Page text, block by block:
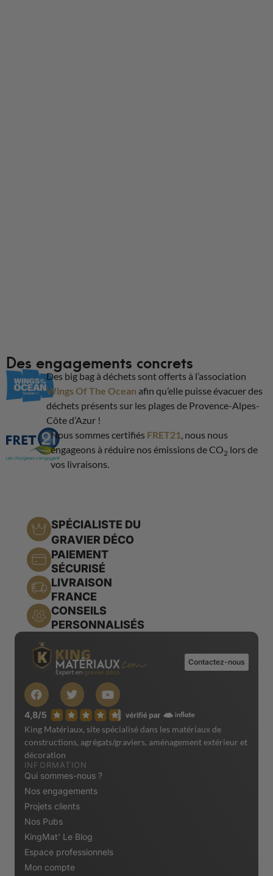
Des engagements concrets
Des big bag à déchets sont offerts à l’association
Wings Of The Ocean afin qu’elle puisse évacuer des
déchets présents sur les plages de Provence-Alpes-
Côte d’Azur !
Nous sommes certifiés FRET21, nous nous
engageons à réduire nos émissions de CO2 lors de
vos livraisons.
SPÉCIALISTE DU
GRAVIER DÉCO
PAIEMENT
SÉCURISÉ
LIVRAISON
FRANCE
CONSEILS
PERSONNALISÉS
Contactez-nous
King Matériaux, site spécialisé dans les matériaux de
constructions, agrégats/graviers, aménagement extérieur et
décoration
INFORMATION
Qui sommes-nous ?
Nos engagements
Projets clients
Nos Pubs
KingMat' Le Blog
Espace professionnels
Mon compte